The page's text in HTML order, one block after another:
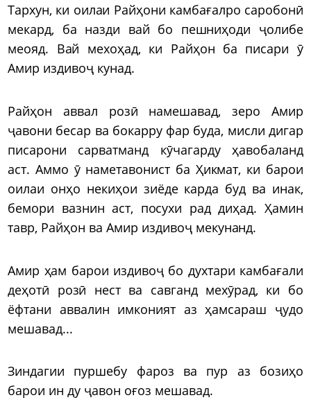
Тархун, ки оилаи Райҳони камбағалро саробонӣ
мекард, ба назди вай бо пешниҳоди ҷолибе
меояд. Вай мехоҳад, ки Райҳон ба писари ӯ
Амир издивоҷ кунад.
Райҳон аввал розӣ намешавад, зеро Амир
ҷавони бесар ва бокарру фар буда, мисли дигар
писарони сарватманд кӯчагарду ҳавобаланд
аст. Аммо ӯ наметавонист ба Ҳикмат, ки барои
оилаи онҳо некиҳои зиёде карда буд ва инак,
бемори вазнин аст, посухи рад диҳад. Ҳамин
тавр, Райҳон ва Амир издивоҷ мекунанд.
Амир ҳам барои издивоҷ бо духтари камбағали
деҳотӣ розӣ нест ва савганд мехӯрад, ки бо
ёфтани аввалин имконият аз ҳамсараш ҷудо
мешавад...
Зиндагии пуршебу фароз ва пур аз бозиҳо
барои ин ду ҷавон оғоз мешавад.